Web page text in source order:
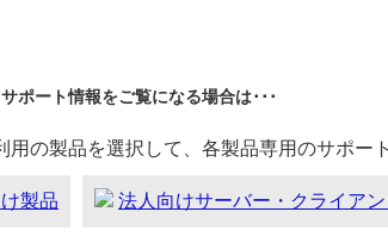
ポート情報をご覧になる場合は･･･
用の製品を選択して、各製品専用のサポー
製品 法人向けサーバー・クライア